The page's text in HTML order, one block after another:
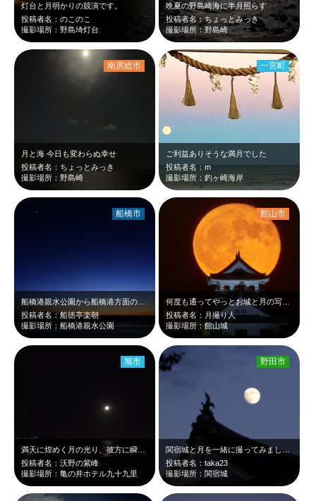
灯台と月明かりの競演です。
投稿者名：のこのこ
撮影場所：野島埼灯台
晩夏の野島崎海に半月照らす
投稿者名：ちょっとみっき
撮影場所：野島崎
月と海 今日も変わらぬ幸せ
投稿者名：ちょっとみっき
撮影場所：野島崎
南房総市
ご利益ありそうな満月でした
投稿者名：m
撮影場所：釣ヶ崎海岸
一宮町
船橋港親水公園から船橋港方面の夕焼けです。 月も出ていて、大変きれいでした。
投稿者名：船徳亭楽朝
撮影場所：船橋港親水公園
船橋市
何度も通ってやっとお城と月の写真が撮れました
投稿者名：月撮り人
撮影場所：館山城
館山市
満天に煌めく月の光り、彼方に瞬く街の灯りに導かれ、宵の世界を遊ぶ
投稿者名：沃野の紫峰
撮影場所：亀の井ホテル九十九里
旭市
関宿城と月を一緒に撮ってみました。
投稿者名：taka23
撮影場所：関宿城
野田市